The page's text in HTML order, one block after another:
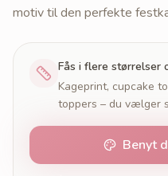
motiv til den perfekte
Fås i flere størrelser
Kageprint, cupcake
toppers – du vælger
Benyt